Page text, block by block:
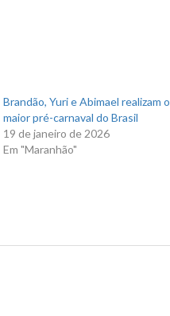
Brandão, Yuri e Abimael realizam o
maior pré-carnaval do Brasil
19 de janeiro de 2026
Em "Maranhão"